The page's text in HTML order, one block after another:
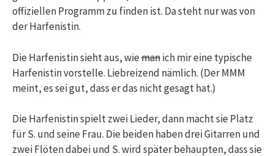
offiziellen Programm zu finden ist. Da steht nur was von
der Harfenistin.
Die Harfenistin sieht aus, wiemanich mir eine typische
Harfenistin vorstelle. Liebreizend nämlich. (Der MMM
meint, es sei gut, dass er das nicht gesagt hat.)
Die Harfenistin spielt zwei Lieder, dann macht sie Platz
für S. und seine Frau. Die beiden haben drei Gitarren und
zwei Flöten dabei und S. wird später behaupten, dass sie